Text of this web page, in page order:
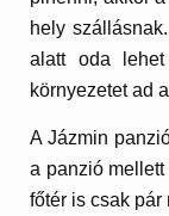
hely
alatt oda
környezetet ad
A Jázmin
a panzió
főtér is csak pár